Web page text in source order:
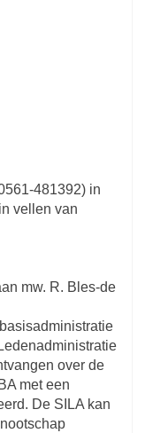
481392) in
vellen van
mw. R. Bles-de
over de
met een
De SILA kan